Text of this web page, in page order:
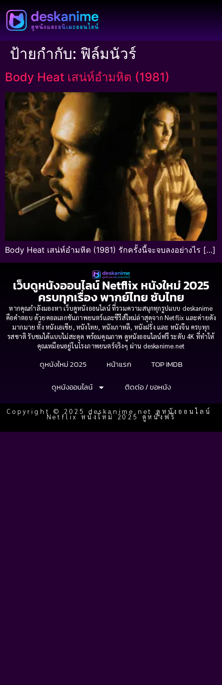
ป้ายกำกับ: ฟิล์มนัวร์
Body Heat เสน่ห์อำมหิต (1981)
Body Heat เสน่ห์อำมหิต (1981) รักครั้งนี้จะจบลงอย่างไร […]
เว็บดูหนังออนไลน์ Netflix หนังใหม่ 2025
ครบทุกเรื่อง พากย์ไทย ซับไทย
หากคุณกำลังมองหา เว็บดูหนังออนไลน์ ที่รวมความสนุกทุกรูปแบบ deskanime
คือคำตอบ ด้วยคอลเลกชันภาพยนตร์และซีรีส์ใหม่ล่าสุดจาก Netflix และค่ายดัง
มากมาย ทั้ง หนังเอเชีย, หนังไทย, หนังเกาหลี, หนังฝรั่ง และ หนังจีน ครบทุก
รสชาติ รับชมได้แบบไม่สะดุด พร้อมคุณภาพ ดูหนังออนไลน์ฟรี ระดับ 4K ที่ทำให้
คุณเหมือนอยู่ในโรงภาพยนตร์จริงๆ ผ่าน deskanime.net
ดูหนังใหม่ 2025 หน้าแรก
TOP IMDB
ดูหนังออนไลน์
ติดต่อ / ขอหนัง
Copyright © 2025 deskanime.net ดูหนังออนไลน์
Netflix หนังใหม่ 2025 ดูหนังฟรี